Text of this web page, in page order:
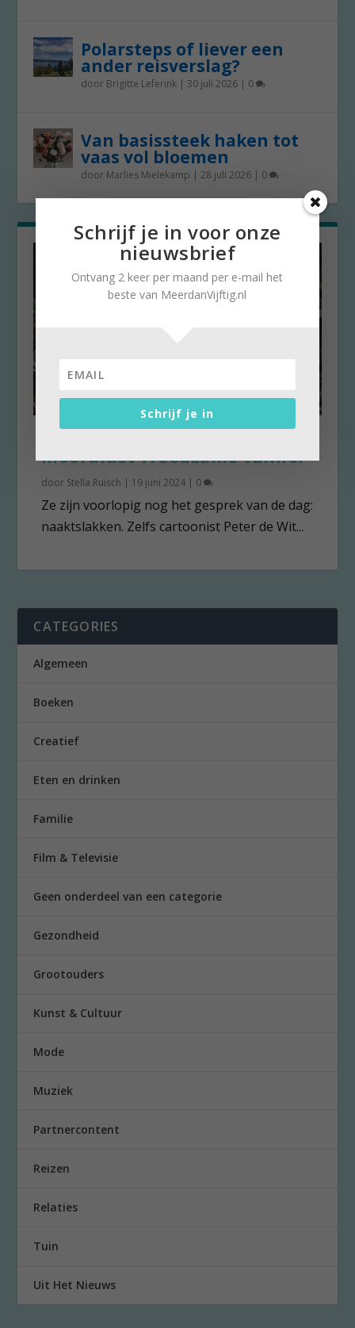
Polarsteps of liever een
ander reisverslag?
door Brigitte Leferink | 30 juli 2026 | 0
Van basissteek haken tot
vaas vol bloemen
door Marlies Mielekamp |28 juli 2026 | 0
moordlust vreedzame tuinier
door Stella Ruisch | 19 juni 2024 | 0
Ze zijn voorlopig nog het gesprek van de dag:
naaktslakken. Zelfs cartoonist Peter de Wit...
CATEGORIES
Algemeen
Boeken
Creatief
Eten en drinken
Familie
Film & Televisie
Geen onderdeel van een categorie
Gezondheid
Grootouders
Kunst & Cultuur
Mode
Muziek
Partnercontent
Reizen
Relaties
Tuin
Uit Het Nieuws
Schrijf je in voor onze
nieuwsbrief
Ontvang 2 keer per maand per e-mail het
beste van MeerdanVijftig.nl
Schrijf je in